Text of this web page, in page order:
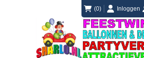
(0) loginInloggen
registreren